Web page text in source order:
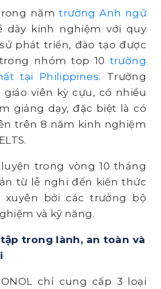
nămtrường Anh ngữ
dày kinh nghiệm với quy
phát triển, đào tạo được
nhóm top 10 trường
tại Philippines. Trường
viên kỳ cựu, có nhiều
giảng dạy, đặc biệt là có
trên 8 năm kinh nghiệm
trong vòng 10 tháng
từ lễ nghi đến kiến thức
xuyên bởi các trưởng bộ
và kỹ năng.
trong lành, an toàn và
chỉ cung cấp 3 loại